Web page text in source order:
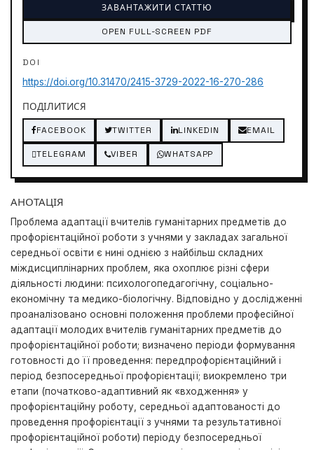
ЗАВАНТАЖИТИ СТАТТЮ
OPEN FULL-SCREEN PDF
DOI
https://doi.org/10.31470/2415-3729-2022-16-270-286
ПОДІЛИТИСЯ
FACEBOOK TWITTER LINKEDIN EMAIL
TELEGRAM VIBER WHATSAPP
АНОТАЦІЯ
Проблема адаптації вчителів гуманітарних предметів до
профорієнтаційної роботи з учнями у закладах загальної
середньої освіти є нині однією з найбільш складних
міждисциплінарних проблем, яка охоплює різні сфери
діяльності людини: психологопедагогічну, соціально-
економічну та медико-біологічну. Відповідно у дослідженні
проаналізовано основні положення проблеми професійної
адаптації молодих вчителів гуманітарних предметів до
профорієнтаційної роботи; визначено періоди формування
готовності до її проведення: передпрофорієнтаційний і
період безпосередньої профорієнтації; виокремлено три
етапи (початково-адаптивний як «входження» у
профорієнтаційну роботу, середньої адаптованості до
проведення профорієнтації з учнями та результативної
профорієнтаційної роботи) періоду безпосередньої